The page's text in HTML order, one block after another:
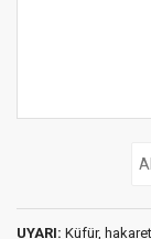
UYARI: Küfür,